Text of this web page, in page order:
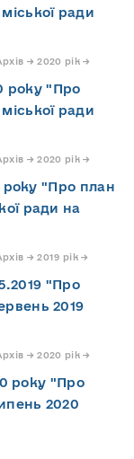
ради
→ 2020 рік →
року "Про
ради
→ 2020 рік →
року "Про план
ради на
→ 2019 рік →
"Про
2019
→ 2020 рік →
року "Про
2020